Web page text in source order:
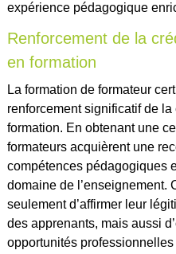
expérience pédagogique
Renforcement de la
en formation
La formation de formateur
renforcement significatif de
formation. En obtenant une
formateurs acquièrent une
compétences pédagogiques
domaine de l’enseignement.
seulement d’affirmer leur
des apprenants, mais aussi
opportunités